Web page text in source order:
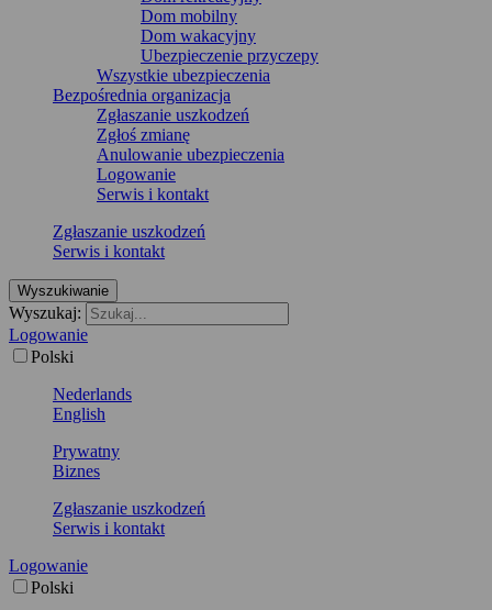
Dom mobilny
Dom wakacyjny
Ubezpieczenie przyczepy
Wszystkie ubezpieczenia
Bezpośrednia organizacja
Zgłaszanie uszkodzeń
Zgłoś zmianę
Anulowanie ubezpieczenia
Logowanie
Serwis i kontakt
Zgłaszanie uszkodzeń
Serwis i kontakt
Wyszukiwanie
Wyszukaj:
Logowanie
Polski
Nederlands
English
Prywatny
Biznes
Zgłaszanie uszkodzeń
Serwis i kontakt
Logowanie
Polski